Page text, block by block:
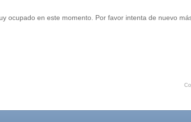
ocupado en este momento. Por favor intenta de nuevo